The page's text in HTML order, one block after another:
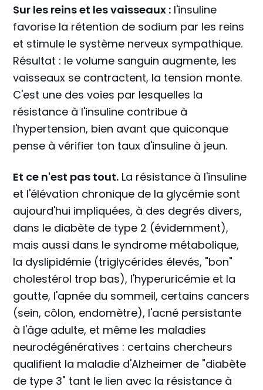
Sur les reins et les vaisseaux : l'insuline
favorise la rétention de sodium par les reins
et stimule le système nerveux sympathique.
Résultat : le volume sanguin augmente, les
vaisseaux se contractent, la tension monte.
C'est une des voies par lesquelles la
résistance à l'insuline contribue à
l'hypertension, bien avant que quiconque
pense à vérifier ton taux d'insuline à jeun.
Et ce n'est pas tout. La résistance à l'insuline
et l'élévation chronique de la glycémie sont
aujourd'hui impliquées, à des degrés divers,
dans le diabète de type 2 (évidemment),
mais aussi dans le syndrome métabolique,
la dyslipidémie (triglycérides élevés, "bon"
cholestérol trop bas), l'hyperuricémie et la
goutte, l'apnée du sommeil, certains cancers
(sein, côlon, endomètre), l'acné persistante
à l'âge adulte, et même les maladies
neurodégénératives : certains chercheurs
qualifient la maladie d'Alzheimer de "diabète
de type 3" tant le lien avec la résistance à